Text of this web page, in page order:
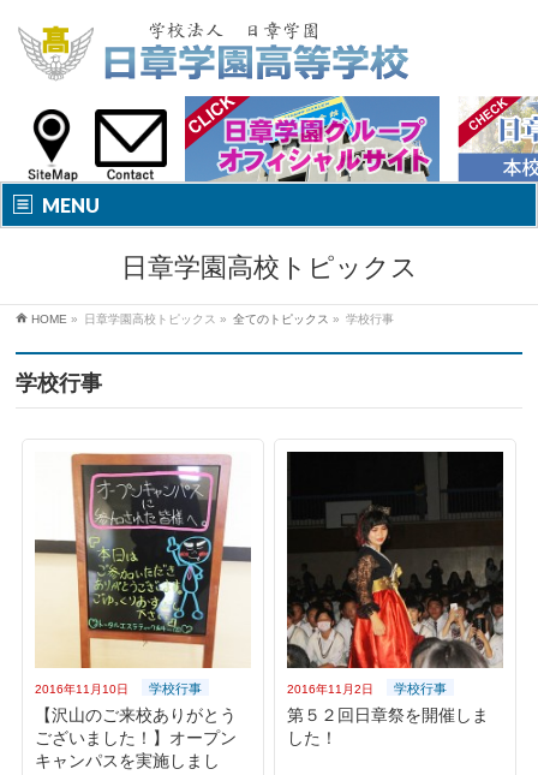
MENU
日章学園高校トピックス
HOME » 日章学園高校トピックス » 全てのトピックス » 学校行事
学校行事
2016年11月10日 学校行事
【沢山のご来校ありがとう
ございました！】オープン
キャンパスを実施しまし
2016年11月2日 学校行事
第５２回日章祭を開催しま
した！